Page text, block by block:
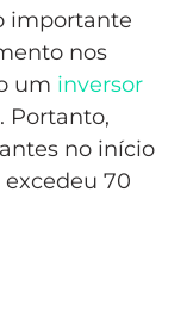
importante
nos
um inversor
Portanto,
no início
70